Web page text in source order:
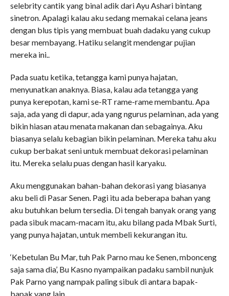
selebrity cantik yang binal adik dari Ayu Ashari bintang
sinetron. Apalagi kalau aku sedang memakai celana jeans
dengan blus tipis yang membuat buah dadaku yang cukup
besar membayang. Hatiku selangit mendengar pujian
mereka ini..
Pada suatu ketika, tetangga kami punya hajatan,
menyunatkan anaknya. Biasa, kalau ada tetangga yang
punya kerepotan, kami se-RT rame-rame membantu. Apa
saja, ada yang di dapur, ada yang ngurus pelaminan, ada yang
bikin hiasan atau menata makanan dan sebagainya. Aku
biasanya selalu kebagian bikin pelaminan. Mereka tahu aku
cukup berbakat seni untuk membuat dekorasi pelaminan
itu. Mereka selalu puas dengan hasil karyaku.
Aku menggunakan bahan-bahan dekorasi yang biasanya
aku beli di Pasar Senen. Pagi itu ada beberapa bahan yang
aku butuhkan belum tersedia. Di tengah banyak orang yang
pada sibuk macam-macam itu, aku bilang pada Mbak Surti,
yang punya hajatan, untuk membeli kekurangan itu.
‘Kebetulan Bu Mar, tuh Pak Parno mau ke Senen, mbonceng
saja sama dia’, Bu Kasno nyampaikan padaku sambil nunjuk
Pak Parno yang nampak paling sibuk di antara bapak-
bapak yang lain.